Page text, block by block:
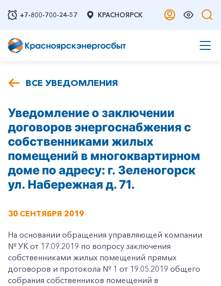
+7-800-700-24-57 КРАСНОЯРСК
ВСЕ УВЕДОМЛЕНИЯ
Уведомление о заключении
договоров энергоснабжения с
собственниками жилых
помещений в многоквартирном
доме по адресу: г. Зеленогорск
ул. Набережная д. 71.
30 СЕНТЯБРЯ 2019
На основании обращения управляющей компании
№ УК от 17.09.2019 по вопросу заключения
собственниками жилых помещений прямых
договоров и протокола № 1 от 19.05.2019 общего
собрания собственников помещений в